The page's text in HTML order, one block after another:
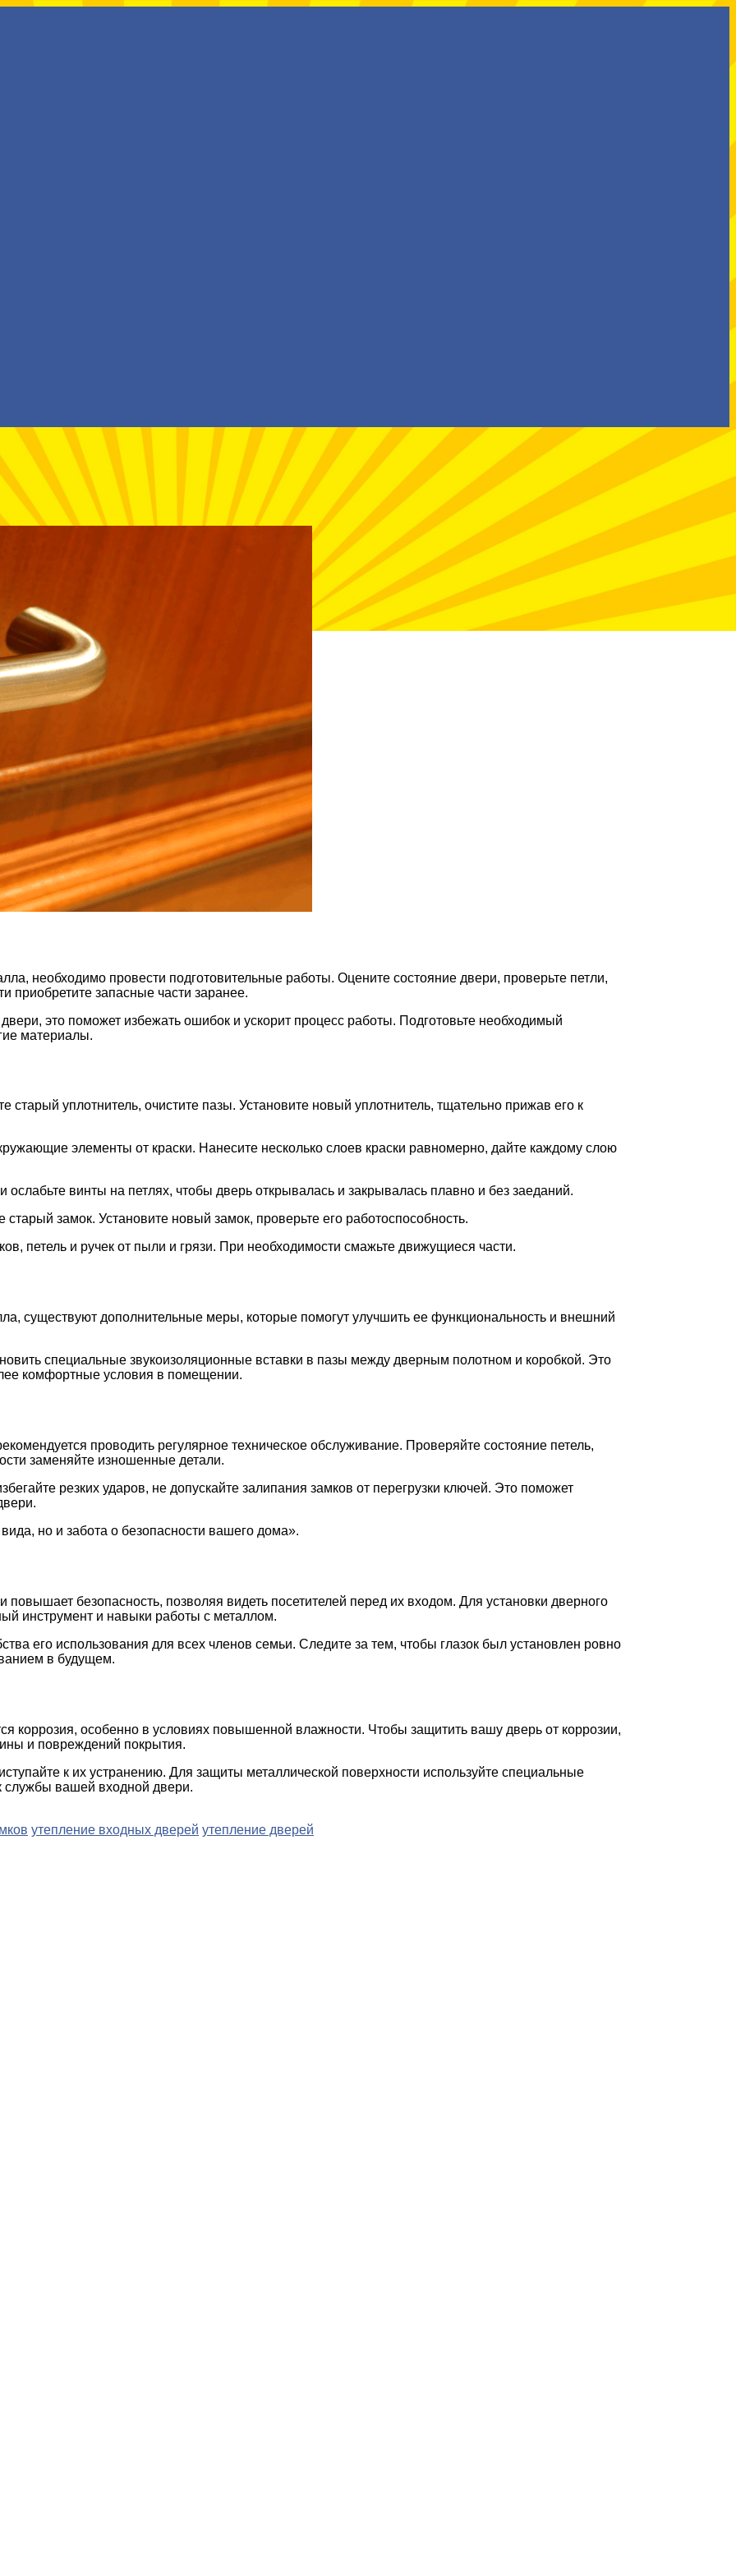
необходимо провести подготовительные работы. Оцените состояние двери, проверьте петли,
приобретите запасные части заранее.
это поможет избежать ошибок и ускорит процесс работы. Подготовьте необходимый
материалы.
старый уплотнитель, очистите пазы. Установите новый уплотнитель, тщательно прижав его к
элементы от краски. Нанесите несколько слоев краски равномерно, дайте каждому слою
ослабьте винты на петлях, чтобы дверь открывалась и закрывалась плавно и без заеданий.
замок. Установите новый замок, проверьте его работоспособность.
петель и ручек от пыли и грязи. При необходимости смажьте движущиеся части.
существуют дополнительные меры, которые помогут улучшить ее функциональность и внешний
специальные звукоизоляционные вставки в пазы между дверным полотном и коробкой. Это
комфортные условия в помещении.
проводить регулярное техническое обслуживание. Проверяйте состояние петель,
заменяйте изношенные детали.
резких ударов, не допускайте залипания замков от перегрузки ключей. Это поможет
но и забота о безопасности вашего дома».
повышает безопасность, позволяя видеть посетителей перед их входом. Для установки дверного
инструмент и навыки работы с металлом.
его использования для всех членов семьи. Следите за тем, чтобы глазок был установлен ровно
в будущем.
коррозия, особенно в условиях повышенной влажности. Чтобы защитить вашу дверь от коррозии,
и повреждений покрытия.
к их устранению. Для защиты металлической поверхности используйте специальные
службы вашей входной двери.
утепление входных дверей утепление дверей